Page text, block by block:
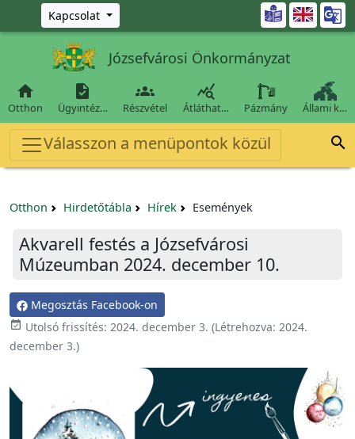
Ugrás a fő tartalomra
Kapcsolat 
Józsefvárosi Önkormányzat

Otthon

Ügyintéz…

Részvétel

Átláthat… Pázmány Állami k…
Válasszon a menüpontok közül 
Otthon Hirdetőtábla Hírek Események
Akvarell festés a Józsefvárosi
Múzeumban 2024. december 10.
Megosztás Facebook-on
 Utolsó frissítés: 2024. december 3. (Létrehozva: 2024.
december 3.)